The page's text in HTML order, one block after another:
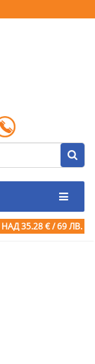
НАД 35.28 € / 69 ЛВ.